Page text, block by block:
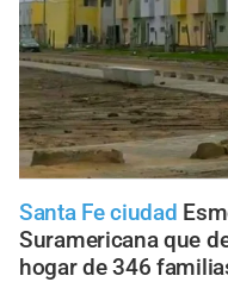
Santa Fe ciudad
Suramericana que
hogar de 346